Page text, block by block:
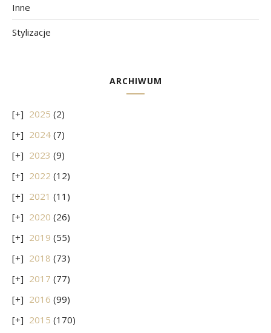
Inne
Stylizacje
ARCHIWUM
2025 (2)
2024 (7)
2023 (9)
2022 (12)
2021 (11)
2020 (26)
2019 (55)
2018 (73)
2017 (77)
2016 (99)
2015 (170)